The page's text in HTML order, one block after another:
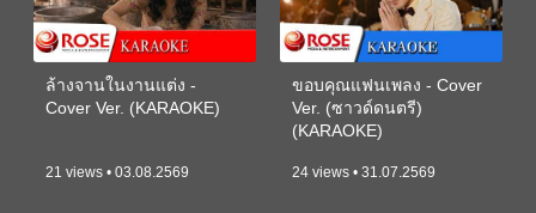
ล้างจานในงานแต่ง -
Cover Ver. (KARAOKE)
21 views • 03.08.2569
ขอบคุณแฟนเพลง - Cover
Ver. (ซาวด์ดนตรี)
(KARAOKE)
24 views • 31.07.2569